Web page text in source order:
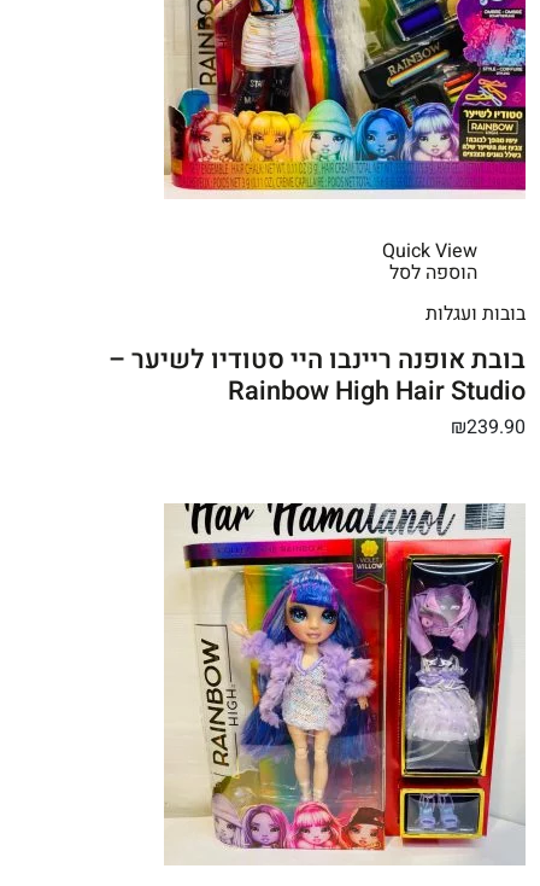
Quick View
הוספה לסל
בובות ועגלות
בובת אופנה ריינבו היי סטודיו לשיער –
Rainbow High Hair Studio
₪239.90